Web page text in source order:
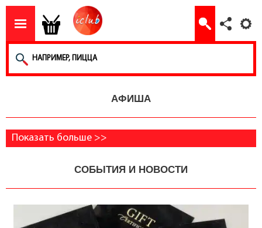
АФИША
Показать больше >>
СОБЫТИЯ И НОВОСТИ